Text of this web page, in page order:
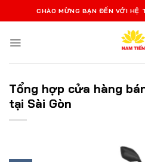
qua
dung
CHÀO MỪNG BẠN ĐẾN VỚI HỆ
Tổng hợp cửa hàng
tại Sài Gòn